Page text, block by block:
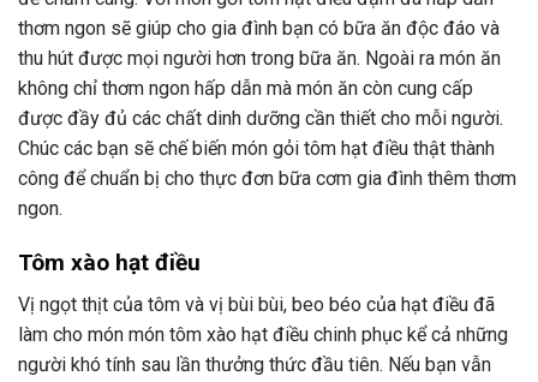
thơm ngon sẽ giúp cho gia đình bạn có bữa ăn độc đáo và
thu hút được mọi người hơn trong bữa ăn. Ngoài ra món ăn
không chỉ thơm ngon hấp dẫn mà món ăn còn cung cấp
được đầy đủ các chất dinh dưỡng cần thiết cho mỗi người.
Chúc các bạn sẽ chế biến món gỏi tôm hạt điều thật thành
công để chuẩn bị cho thực đơn bữa cơm gia đình thêm thơm
ngon.
Tôm xào hạt điều
Vị ngọt thịt của tôm và vị bùi bùi, beo béo của hạt điều đã
làm cho món món tôm xào hạt điều chinh phục kể cả những
người khó tính sau lần thưởng thức đầu tiên. Nếu bạn vẫn